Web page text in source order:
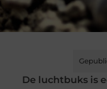
De luchtbuks is